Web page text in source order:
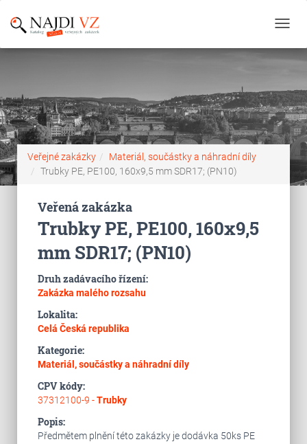
Veřejné zakázky
Materiál, součástky a náhradní díly
Trubky PE, PE100, 160x9,5 mm SDR17; (PN10)
Veřená zakázka
Trubky PE, PE100, 160x9,5
mm SDR17; (PN10)
Druh zadávacího řízení:
Zakázka malého rozsahu
Lokalita:
Celá Česká republika
Kategorie:
Materiál, součástky a náhradní díly
CPV kódy:
37312100-9 -Trubky
Popis:
Předmětem plnění této zakázky je dodávka 50ks PE